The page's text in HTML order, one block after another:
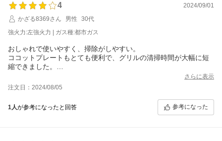
て美味しくしてくれる素晴らしいコンロだと感じています。自動
調理を試してみたい方、料理のレパートリーを増やしたい方に、
自信を持っておすすめできます！
4
2024/09/01
かざる8369さん
男性
30代
強火力:左強火力 | ガス種:都市ガス
おしゃれで使いやすく、掃除がしやすい。
ココットプレートもとても便利で、グリルの清掃時間が大幅に短
縮できました。
一点気になるところは、使用するとすぐにバーナーリングの先端
が変色してしまったことです。ステンレスが焦げたみたいに黒く
なってしまったので、ショックでした。
さらに表示
注文日：2024/08/05
1人が参考になったと回答 参考になった